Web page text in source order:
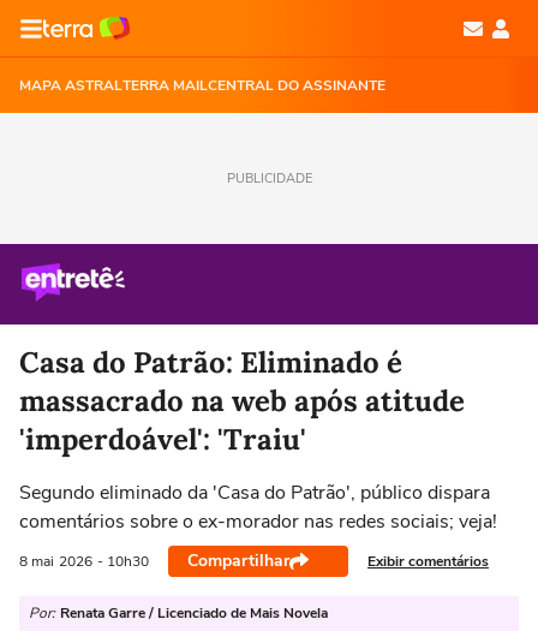
MAPA ASTRALTERRA MAILCENTRAL DO ASSINANTE
PUBLICIDADE
Casa do Patrão: Eliminado é
massacrado na web após atitude
'imperdoável': 'Traiu'
Segundo eliminado da 'Casa do Patrão', público dispara
comentários sobre o ex-morador nas redes sociais; veja!
8 mai 2026 - 10h30 Compartilhar Exibir comentários
Por: Renata Garre / Licenciado de Mais Novela